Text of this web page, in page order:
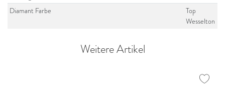
Diamant Farbe
Top
Wesselton
Weitere Artikel